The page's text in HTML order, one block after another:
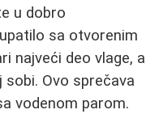
u dobro
sa otvorenim
najveći deo vlage, a
Ovo sprečava
vodenom parom.